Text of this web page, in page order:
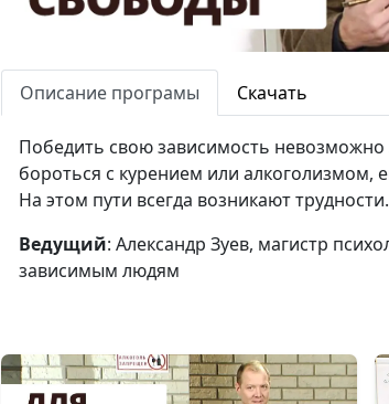
Описание програмы Скачать
Победить свою зависимость невозможно
бороться с курением или алкоголизмом,
На этом пути всегда возникают
Ведущий: Александр Зуев, магистр
зависимым людям